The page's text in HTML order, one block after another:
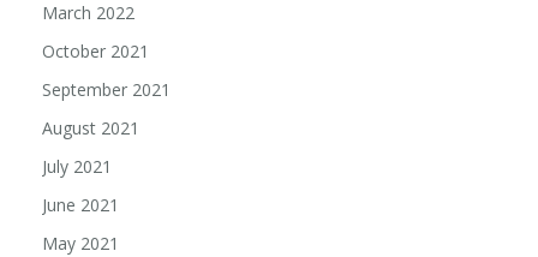
March 2022
October 2021
September 2021
August 2021
July 2021
June 2021
May 2021